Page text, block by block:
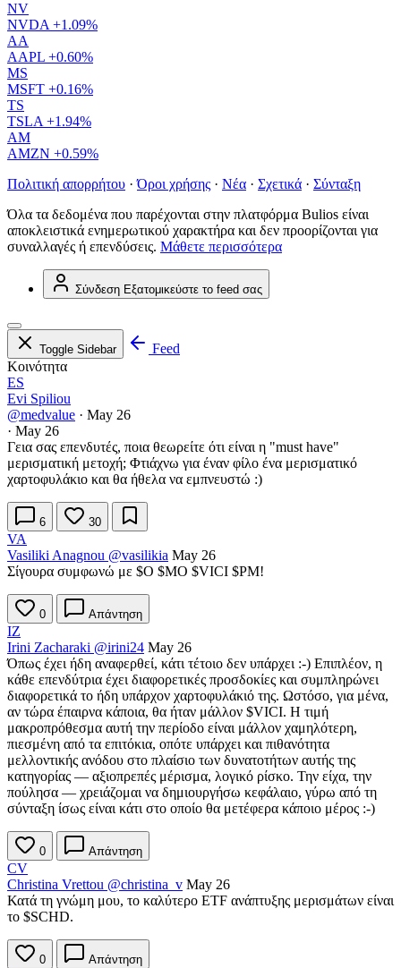
NV
NVDA +1.09%
AA
AAPL +0.60%
MS
MSFT +0.16%
TS
TSLA +1.94%
AM
AMZN +0.59%
Πολιτική απορρήτου · Όροι χρήσης · Νέα · Σχετικά · Σύνταξη
Όλα τα δεδομένα που παρέχονται στην πλατφόρμα Bulios είναι
αποκλειστικά ενημερωτικού χαρακτήρα και δεν προορίζονται για
συναλλαγές ή επενδύσεις. Μάθετε περισσότερα
Σύνδεση Εξατομικεύστε το feed σας
Toggle Sidebar
Feed
Κοινότητα
ES
Evi Spiliou
@medvalue · May 26
· May 26
Γεια σας επενδυτές, ποια θεωρείτε ότι είναι η "must have"
μερισματική μετοχή; Φτιάχνω για έναν φίλο ένα μερισματικό
χαρτοφυλάκιο και θα ήθελα να εμπνευστώ :)
6 30
VA
Vasiliki Anagnou @vasilikia May 26
Σίγουρα συμφωνώ με $O $MO $VICI $PM!
0 Απάντηση
IZ
Irini Zacharaki @irini24 May 26
Όπως έχει ήδη αναφερθεί, κάτι τέτοιο δεν υπάρχει :-) Επιπλέον, η
κάθε επενδύτρια έχει διαφορετικές προσδοκίες και συμπληρώνει
διαφορετικά το ήδη υπάρχον χαρτοφυλάκιό της. Ωστόσο, για μένα,
αν τώρα έπαιρνα κάποια, θα ήταν μάλλον $VICI. Η τιμή
μακροπρόθεσμα αυτή την περίοδο είναι μάλλον χαμηλότερη,
πιεσμένη από τα επιτόκια, οπότε υπάρχει και πιθανότητα
μελλοντικής ανόδου στο πλαίσιο των δυνατοτήτων αυτής της
κατηγορίας — αξιοπρεπές μέρισμα, λογικό ρίσκο. Την είχα, την
πούλησα — χρειάζομαι να δημιουργήσω κεφάλαιο, γύρω από τη
σύνταξη ίσως είναι κάτι στο οποίο θα μετέφερα κάποιο μέρος :-)
0 Απάντηση
CV
Christina Vrettou @christina_v May 26
Κατά τη γνώμη μου, το καλύτερο ETF ανάπτυξης μερισμάτων είναι
το $SCHD.
0 Απάντηση